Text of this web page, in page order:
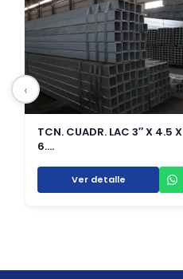
TCN. CUADR. LAC 3″ X 4.5 X
6.…
Ver detalle
‹